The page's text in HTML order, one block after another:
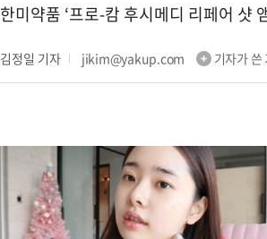
한미약품 ‘프로-캄 후시메디 리페어 샷
김정일 기자 jikim@yakup.com 기자가 쓴